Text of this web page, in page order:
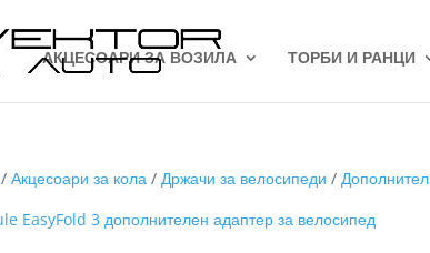
АКЦЕСОАРИ ЗА ВОЗИЛА ТОРБИ И РАНЦИ
/Акцесоари за кола /Држачи за велосипеди /